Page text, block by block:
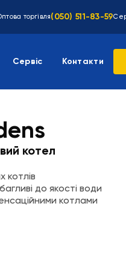
торгівля(050) 511-83-59
Сервіс Контакти
котел
котлів
до якості води
котлами